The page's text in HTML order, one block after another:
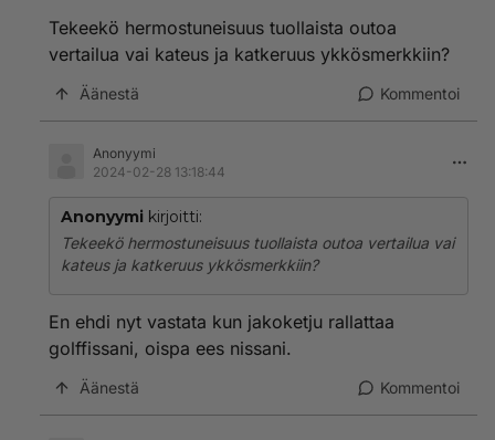
Tekeekö hermostuneisuus tuollaista outoa
vertailua vai kateus ja katkeruus ykkösmerkkiin?
Äänestä Kommentoi
Anonyymi
2024-02-28 13:18:44
Anonyymi kirjoitti:
Tekeekö hermostuneisuus tuollaista outoa vertailua vai
kateus ja katkeruus ykkösmerkkiin?
En ehdi nyt vastata kun jakoketju rallattaa
golffissani, oispa ees nissani.
Äänestä Kommentoi